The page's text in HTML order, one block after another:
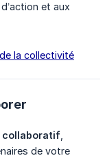
et aux
la collectivité
collaboratif
de votre